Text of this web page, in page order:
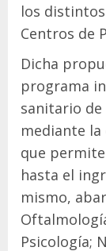
los
Centros de
Dicha
programa
sanitario
mediante la
que
hasta el
mismo,
Psicología;